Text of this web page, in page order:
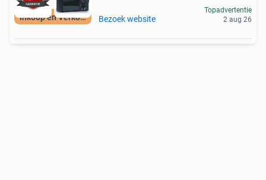
Inkoop en Verkoop Bezoek website
Topadvertentie
2 aug 26